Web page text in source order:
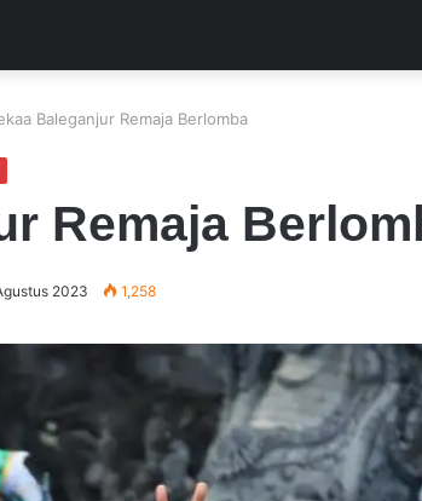
Baleganjur Remaja Berlomba
Remaja
2023 1,258